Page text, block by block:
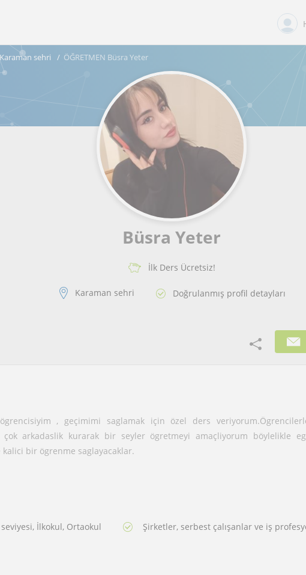
Karaman sehri ÖĞRETMEN Büsra Yeter
Büsra Yeter
İlk Ders Ücretsiz!
Karaman sehri Doğrulanmış profil detayları
, geçimimi saglamak için özel ders
çok arkadaslik kurarak bir seyler ögretmeyi amaçliyorum böylelikle
kalici bir ögrenme saglayacaklar.
İlkokul, Ortaokul Şirketler, serbest çalışanlar ve iş